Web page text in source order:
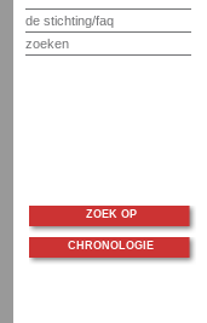
de stichting/faq
zoeken
ZOEK OP
CHRONOLOGIE